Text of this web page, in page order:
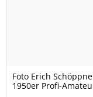
Foto Erich
1950er Profi-